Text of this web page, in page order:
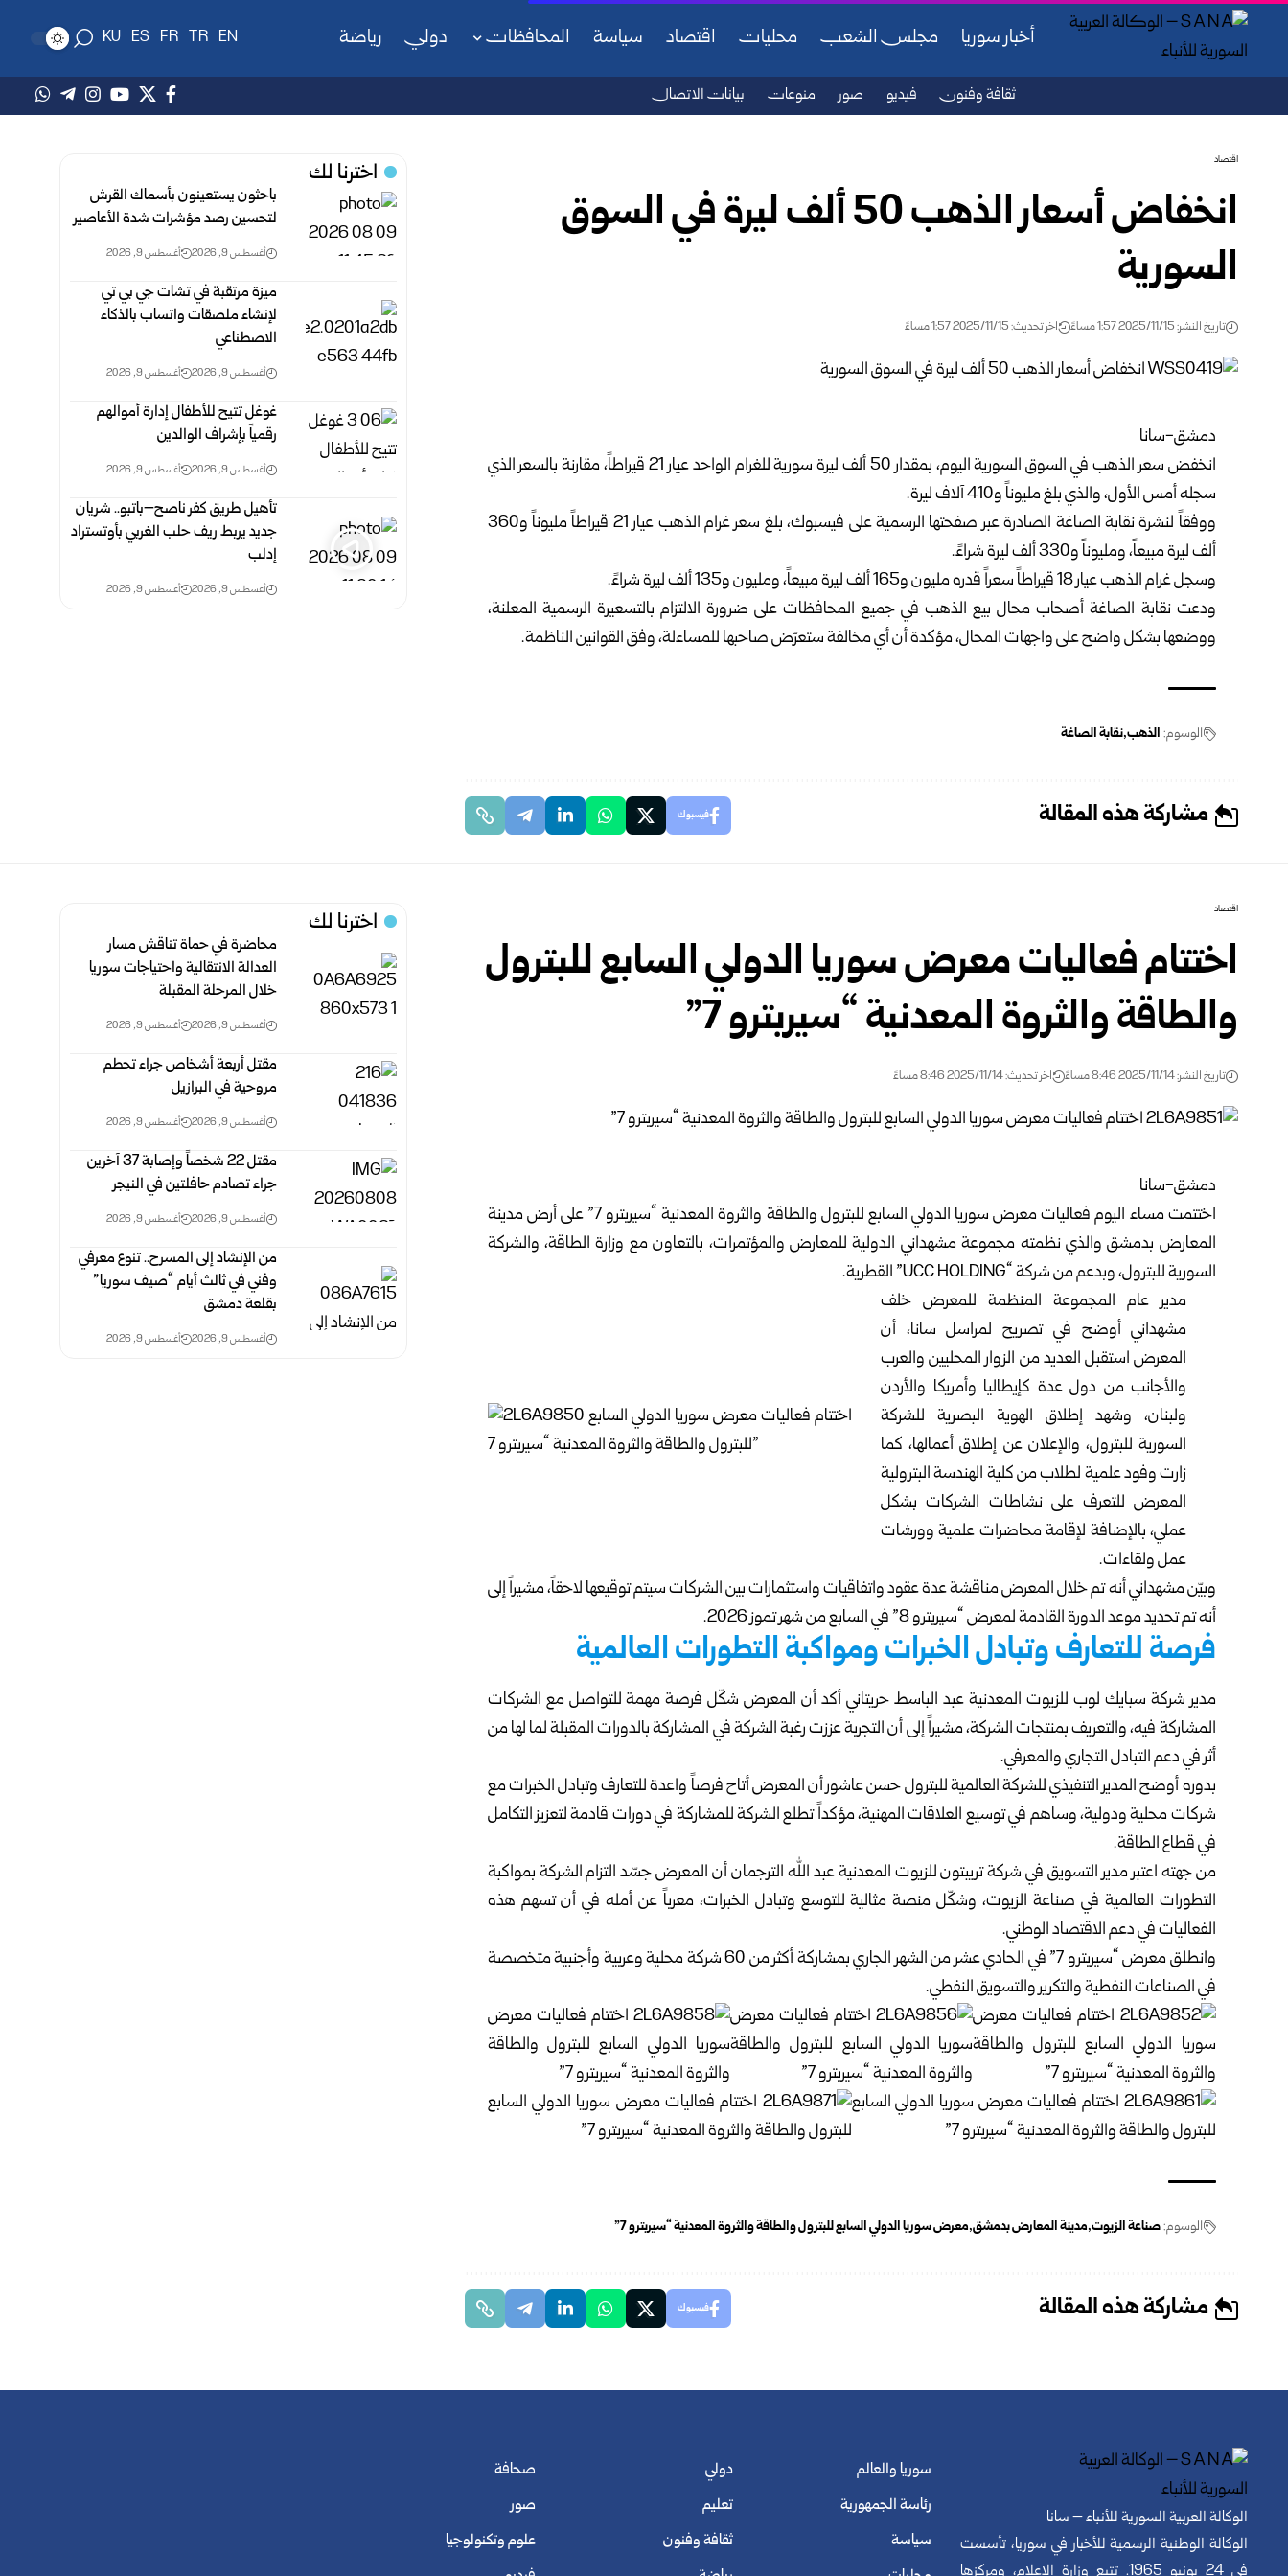
أخبار سوريا مجلس الشعب محليات اقتصاد سياسة المحافظات دولي رياضة EN
TR
FR
ES
KU
ثقافة وفنون فيديو صور منوعات بيانات الاتصال
اقتصاد
انخفاض أسعار الذهب 50 ألف ليرة في السوق
السورية
تاريخ النشر: 2025/11/15 1:57 مساءً اخر تحديث: 2025/11/15 1:57 مساءً
دمشق-سانا
انخفض سعرالذهب
في السوق السورية اليوم، بمقدار 50 ألف ليرة سورية للغرام الواحد عيار 21 قيراطاً، مقارنة بالسعر الذي
سجله أمس الأول، والذي بلغ مليوناً و410 آلاف ليرة.
ووفقاً لنشرةنقابة الصاغة
الصادرة عبر صفحتها الرسمية على فيسبوك، بلغ سعر غرام الذهب عيار 21 قيراطاً مليوناً و360
ألف ليرة مبيعاً، ومليوناً و330 ألف ليرة شراءً.
وسجل غرام الذهب عيار 18 قيراطاً سعراً قدره مليون و165 ألف ليرة مبيعاً، ومليون و135 ألف ليرة شراءً.
ودعت نقابة الصاغة أصحاب محال بيع الذهب في جميع المحافظات على ضرورة الالتزام بالتسعيرة الرسمية المعلنة،
ووضعها بشكل واضح على واجهات المحال، مؤكدة أن أي مخالفة ستعرّض صاحبها للمساءلة، وفق القوانين الناظمة.
الوسوم: الذهب نقابة الصاغة
مشاركة هذه المقالة فيسبوك
اخترنا لك
باحثون يستعينون بأسماك القرش
لتحسين رصد مؤشرات شدة الأعاصير
أغسطس 9, 2026 أغسطس 9, 2026
ميزة مرتقبة في تشات جي بي تي
لإنشاء ملصقات واتساب بالذكاء
الاصطناعي
أغسطس 9, 2026 أغسطس 9, 2026
غوغل تتيح للأطفال إدارة أموالهم
رقمياً بإشراف الوالدين
أغسطس 9, 2026 أغسطس 9, 2026
تأهيل طريق كفر ناصح–باتبو.. شريان
جديد يربط ريف حلب الغربي بأوتستراد
إدلب
أغسطس 9, 2026 أغسطس 9, 2026
اقتصاد
اختتام فعاليات معرض سوريا الدولي السابع للبترول
والطاقة والثروة المعدنية “سيربترو 7”
تاريخ النشر: 2025/11/14 8:46 مساءً اخر تحديث: 2025/11/14 8:46 مساءً
دمشق-سانا
اختتمت مساء اليوم فعاليات معرض سوريا الدولي
السابع للبترول والطاقة والثروة المعدنية “سيربترو 7” على أرض مدينة
المعارض بدمشق والذي نظمته مجموعة مشهداني الدولية للمعارض والمؤتمرات، بالتعاون مع وزارة الطاقة، والشركة
السورية للبترول، وبدعم من شركة “UCC HOLDING” القطرية.
مدير عام المجموعة المنظمة للمعرض خلف
مشهداني أوضح في تصريح لمراسل سانا، أن
المعرض استقبل العديد من الزوار المحليين والعرب
والأجانب من دول عدة كإيطاليا وأمريكا والأردن
ولبنان، وشهد إطلاق الهوية البصرية للشركة
السورية للبترول، والإعلان عن إطلاق أعمالها، كما
زارت وفود علمية لطلاب من كلية الهندسة البترولية
المعرض للتعرف على نشاطات الشركات بشكل
عملي، بالإضافة لإقامة محاضرات علمية وورشات
عمل ولقاءات.
وبيّن مشهداني أنه تم خلال المعرض مناقشة عدة عقود واتفاقيات واستثمارات بين الشركات سيتم توقيعها لاحقاً، مشيراً إلى
أنه تم تحديد موعد الدورة القادمة لمعرض “سيربترو 8” في السابع من شهر تموز 2026.
فرصة للتعارف وتبادل الخبرات ومواكبة التطورات العالمية
مدير شركة سبايك لوب للزيوت المعدنية عبد الباسط حريتاني أكد أن المعرض شكّل فرصة مهمة للتواصل مع الشركات
المشاركة فيه، والتعريف بمنتجات الشركة، مشيراً إلى أن التجربة عززت رغبة الشركة في المشاركة بالدورات المقبلة لما لها من
أثر في دعم التبادل التجاري والمعرفي.
بدوره أوضح المدير التنفيذي للشركة العالمية للبترول حسن عاشور أن المعرض أتاح فرصاً واعدة للتعارف وتبادل الخبرات مع
شركات محلية ودولية، وساهم في توسيع العلاقات المهنية، مؤكداً تطلع الشركة للمشاركة في دورات قادمة لتعزيز التكامل
في قطاع الطاقة.
من جهته اعتبر مدير التسويق في شركة تريبتون للزيوت المعدنية عبد الله الترجمان أن المعرض جسّد التزام الشركة بمواكبة
التطورات العالمية في صناعة الزيوت، وشكّل منصة مثالية للتوسع وتبادل الخبرات، معرباً عن أمله في أن تسهم هذه
الفعاليات في دعم الاقتصاد الوطني.
وانطلق معرض “سيربترو 7” في الحادي عشر من الشهر الجاري بمشاركة أكثر من 60 شركة محلية وعربية وأجنبية متخصصة
في الصناعات النفطية والتكرير والتسويق النفطي.
الوسوم:صناعة الزيوت مدينة المعارض بدمشق معرض سوريا الدولي السابع للبترول والطاقة والثروة المعدنية “سيربترو 7”
مشاركة هذه المقالة فيسبوك
اخترنا لك
محاضرة في حماة تناقش مسار
العدالة الانتقالية واحتياجات سوريا
خلال ‏المرحلة المقبلة
أغسطس 9, 2026 أغسطس 9, 2026
مقتل أربعة أشخاص جراء تحطم
مروحية في البرازيل
أغسطس 9, 2026 أغسطس 9, 2026
مقتل 22 شخصاً وإصابة 37 آخرين
جراء تصادم حافلتين في النيجر
أغسطس 9, 2026 أغسطس 9, 2026
من الإنشاد إلى المسرح.. تنوع معرفي
وفني في ثالث أيام “صيف سوريا”
‏بقلعة دمشق
أغسطس 9, 2026 أغسطس 9, 2026
الوكالة العربية السورية للأنباء – سانا
الوكالة الوطنية الرسمية للأخبار في سوريا، تأسست
سوريا والعالم
رئاسة الجمهورية
سياسة
دولي
تعليم
ثقافة وفنون
صحافة
صور
علوم وتكنولوجيا